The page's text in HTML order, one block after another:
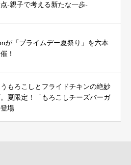
-親子で考える新たな一歩-
が「プライムデー夏祭り」を六本
！
もろこしとフライドチキンの絶妙
夏限定！「もろこしチーズバーガ
場